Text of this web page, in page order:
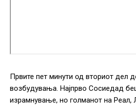
Првите пет минути од вториот дел
возбудувања. Најпрво Сосиедад
израмнување, но голманот на Реал,